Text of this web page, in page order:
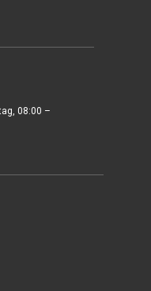
08:00 –